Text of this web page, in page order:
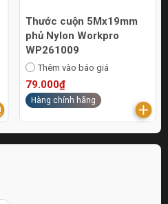
Thước cuộn 5Mx19mm
phủ Nylon Workpro
WP261009
Thêm vào báo giá
79.000₫
Hàng chính hãng